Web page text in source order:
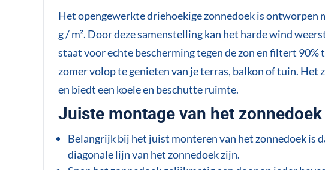
Het opengewerkte driehoekige zonnedoek is ontworpen
g / m². Door deze samenstelling kan het harde wind
staat voor echte bescherming tegen de zon en filtert
zomer volop te genieten van je terras, balkon of tuin.
en biedt een koele en beschutte ruimte.
Juiste montage van het
Belangrijk bij het juist monteren van het zonnedoek is
diagonale lijn van het zonnedoek zijn.